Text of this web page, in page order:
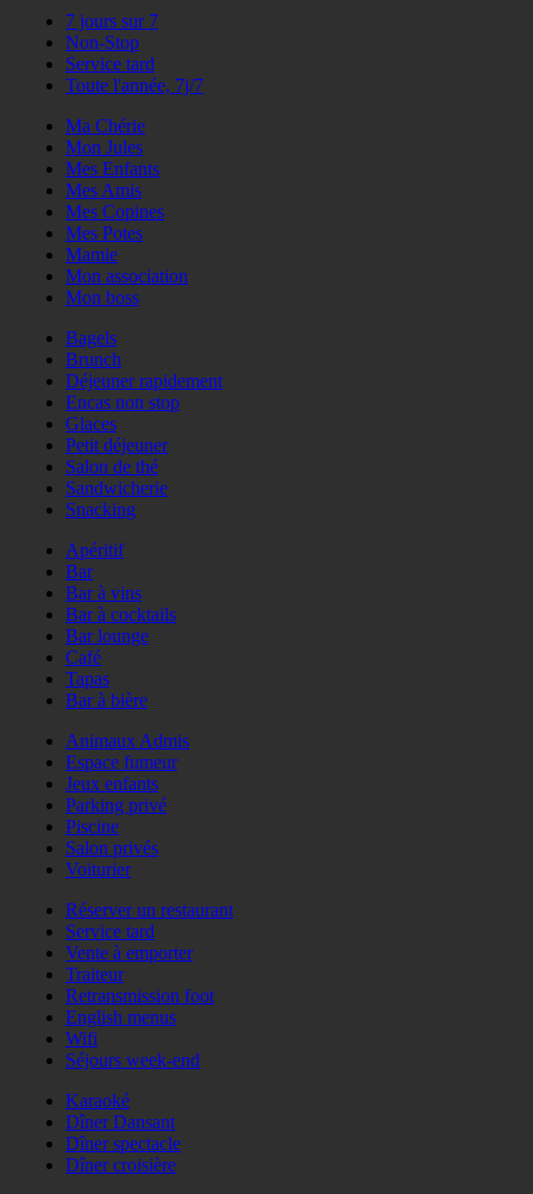
7 jours sur 7
Non-Stop
Service tard
Toute l'année, 7j/7
Ma Chérie
Mon Jules
Mes Enfants
Mes Amis
Mes Copines
Mes Potes
Mamie
Mon association
Mon boss
Bagels
Brunch
Déjeuner rapidement
Encas non stop
Glaces
Petit déjeuner
Salon de thé
Sandwicherie
Snacking
Apéritif
Bar
Bar à vins
Bar à cocktails
Bar lounge
Café
Tapas
Bar à bière
Animaux Admis
Espace fumeur
Jeux enfants
Parking privé
Piscine
Salon privés
Voiturier
Réserver un restaurant
Service tard
Vente à emporter
Traiteur
Retransmission foot
English menus
Wifi
Séjours week-end
Karaoké
Dîner Dansant
Dîner spectacle
Dîner croisière